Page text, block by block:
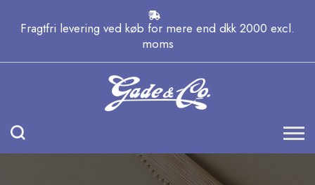
Fragtfri levering ved køb for mere end dkk 2000 excl.
moms